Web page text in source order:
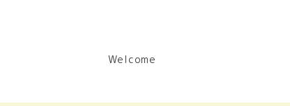
Welcome